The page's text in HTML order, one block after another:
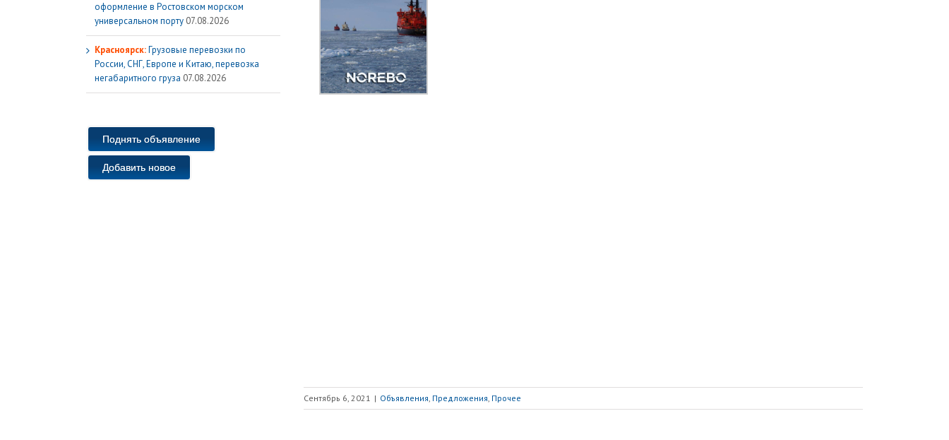
Сентябрь 6, 2021 | Объявления, Предложения, Прочее
оформление в Ростовском морском
универсальном порту 07.08.2026
Красноярск:Грузовые перевозки по
России, СНГ, Европе и Китаю, перевозка
негабаритного груза 07.08.2026
Поднять объявление
Добавить новое